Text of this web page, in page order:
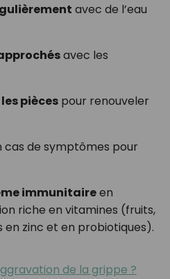
avec de l’eau
avec les
piècespour renouveler
de symptômes pour
immunitaireen
riche en vitamines (fruits,
en zinc et en probiotiques).
de la grippe ?